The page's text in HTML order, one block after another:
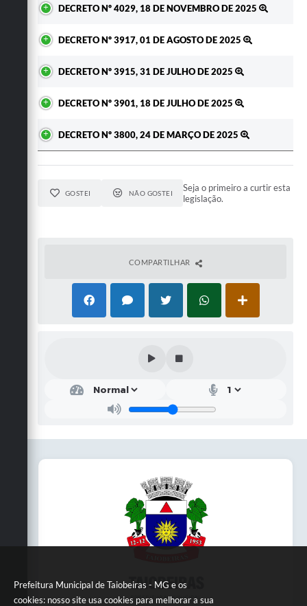
Prefeitura Municipal de Taiobeiras - MG e os
cookies: nosso site usa cookies para melhorar a sua
DECRETO Nº 4029, 18 DE NOVEMBRO DE 2025
DECRETO Nº 3917, 01 DE AGOSTO DE 2025
DECRETO Nº 3915, 31 DE JULHO DE 2025
DECRETO Nº 3901, 18 DE JULHO DE 2025
DECRETO Nº 3800, 24 DE MARÇO DE 2025
GOSTEI NÃO GOSTEI
Seja o primeiro a curtir esta
legislação.
COMPARTILHAR